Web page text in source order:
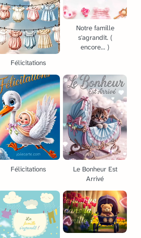
Félicitations
Notre famille
s'agrandit. (
encore... )
Félicitations
Le Bonheur Est
Arrivé